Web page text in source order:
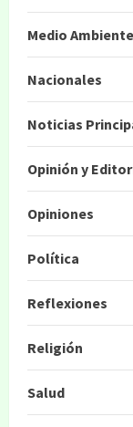
Medio Ambiente
Nacionales
Noticias
Opinión y
Opiniones
Política
Reflexiones
Religión
Salud